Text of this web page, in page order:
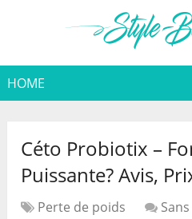
HOME
Céto Probiotix –
Puissante? Avis,
Perte de poids